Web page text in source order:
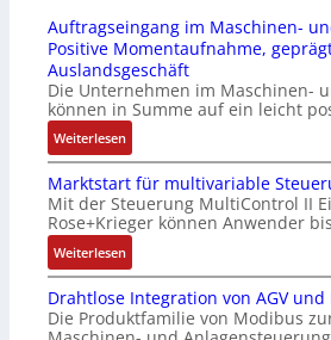
s
t
s
i
c
h
f
l
e
x
i
b
e
l
r
i
n
g
e
n
G
u
n
d
5
G
a
3
-
Z
e
r
t
i
f
i
z
i
e
u
u
c
k
a
u
s
g
l
e
i
c
h
e
Auftragseingang im Maschinen-
Positive Momentaufnahme,
Auslandsgeschäft
Die Unternehmen im Maschinen-
können in Summe auf ein leicht
Weiterlesen:
A
u
f
t
r
a
g
s
Marktstart für multivariable
Mit der Steuerung MultiControl II
Rose+Krieger können Anwender
Weiterlesen:
M
a
r
Drahtlose Integration von AGV und
Die Produktfamilie von Modibus